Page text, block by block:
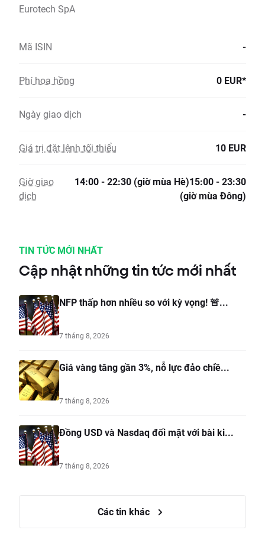
Eurotech SpA
Mã ISIN -
Phí hoa hồng 0 EUR*
Ngày giao dịch -
Giá trị đặt lệnh tối thiểu 10 EUR
Giờ giao
dịch
14:00 - 22:30 (giờ mùa Hè)15:00 - 23:30
(giờ mùa Đông)
TIN TỨC MỚI NHẤT
Cập nhật những tin tức mới nhất
NFP thấp hơn nhiều so với kỳ vọng! 🚨...
7 tháng 8, 2026
Giá vàng tăng gần 3%, nỗ lực đảo chiề...
7 tháng 8, 2026
Đồng USD và Nasdaq đối mặt với bài ki...
7 tháng 8, 2026
Các tin khác